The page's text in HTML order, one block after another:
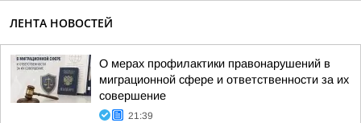
ЛЕНТА НОВОСТЕЙ
О мерах профилактики правонарушений в
миграционной сфере и ответственности за их
совершение
21:39